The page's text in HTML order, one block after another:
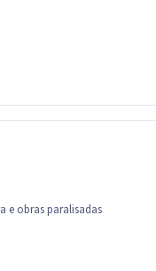
e obras paralisadas